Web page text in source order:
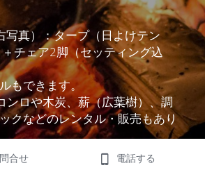
写真）：タープ（日よけテン
＋チェア2脚（セッティング込
もできます。
ンロや木炭、薪（広葉樹）、調
クなどのレンタル・販売もあり
合せ 電話する